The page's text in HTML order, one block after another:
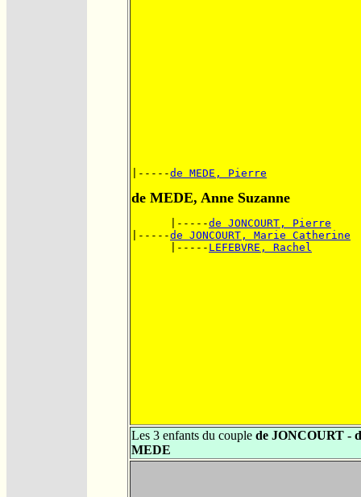
|-----de MEDE, Pierre
de MEDE, Anne Suzanne
      |-----
de JONCOURT, Pierre
|-----de JONCOURT, Marie Catherine
      |-----
LEFEBVRE, Rachel
Les 3 enfants du couple de JONCOURT -
MEDE